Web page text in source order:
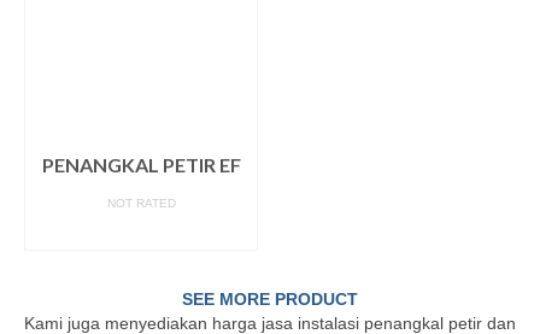
PENANGKAL PETIR EF
NOT RATED
SEE MORE PRODUCT
Kami juga menyediakan harga jasa instalasi penangkal petir dan